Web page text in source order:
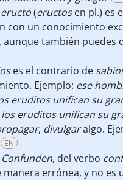
(eructosen pl.) es
con un conocimiento
, aunque también puedes
es el contrario de
Ejemplo: ese
eruditos unifican su
los eruditos unifican su
, divulgaralgo.
EN
Confunden, del verbo
errónea, y no es